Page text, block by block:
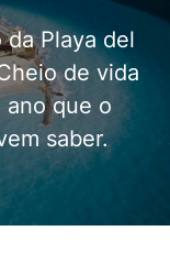
Playa del
de vida
que o
saber.